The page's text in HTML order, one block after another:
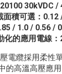
30kVDC /
面積可選：
/ 1.0 / 0.56 /
化的應用電線
電纜採用柔性
的高溫高壓應